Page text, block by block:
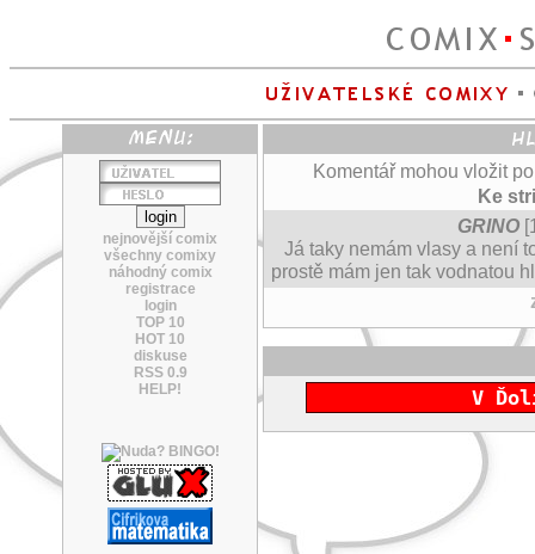
nejnovější comix
všechny comixy
náhodný comix
registrace
login
TOP 10
HOT 10
diskuse
RSS 0.9
HELP!
Komentář mohou vložit
Ke
GRINO
Já taky nemám vlasy a není
prostě mám jen tak vodnatou
V